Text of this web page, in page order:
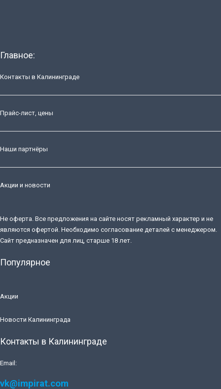
Главное:
Контакты в Калининграде
Прайс-лист, цены
Наши партнёры
Акции и новости
Не оферта. Все предложения на сайте носят рекламный характер и не
являются офертой. Необходимо согласование деталей с менеджером.
Сайт предназначен для лиц, старше 18 лет.
Популярное
Акции
Новости Калининграда
Контакты в Калининграде
Email:
vk@impirat.com